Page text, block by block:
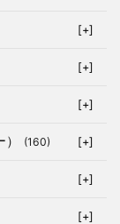
[+]
[+]
[+]
(160) [+]
[+]
[+]